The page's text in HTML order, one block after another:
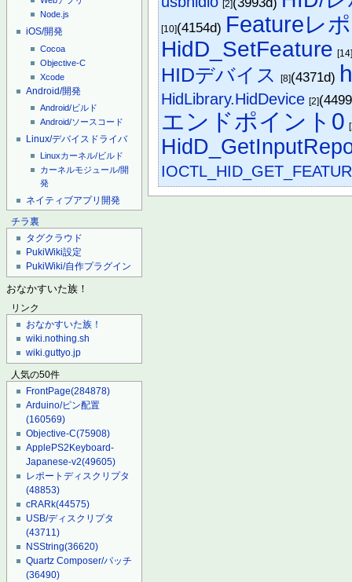
Node.js
iOS/開発
Cocoa
Objective-C
Xcode
Android/開発
Android/ビルド
Android/ソースコード
Linux/デバイスドライバ
Linuxカーネル/ビルド
カーネルモジュール/開
発
ネイティブアプリ開発
チラ裏
タグクラウド
PukiWiki設定
PukiWiki/自作プラグイン
おなかすいた族！
リンク
おなかすいた族！
wiki.nothing.sh
wiki.guttyo.jp
人気の50件
FrontPage(284878)
Arduino/ピン配置
(160569)
Objective-C(75908)
ApplePS2Keyboard-
Japanese-v2(49605)
レポートディスクリプタ
(48853)
cRARk(44575)
USB/ディスクリプタ
(43711)
NSString(36620)
Quartz Composer/パッチ
(36490)
[2]
[10](4154d) Featureレ
HidD_SetFeature
HIDデバイス [8](4371d)
HidLibrary.HidDevice [2]
エンドポイント0